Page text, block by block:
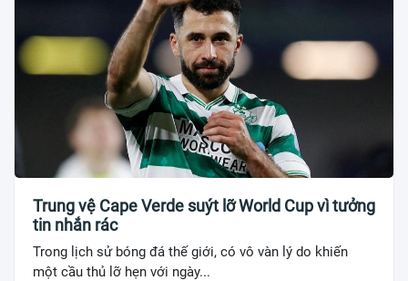
Trung vệ Cape Verde suýt lỡ World Cup vì tưởng
tin nhắn rác
Trong lịch sử bóng đá thế giới, có vô vàn lý do khiến
một cầu thủ lỡ hẹn với ngày...